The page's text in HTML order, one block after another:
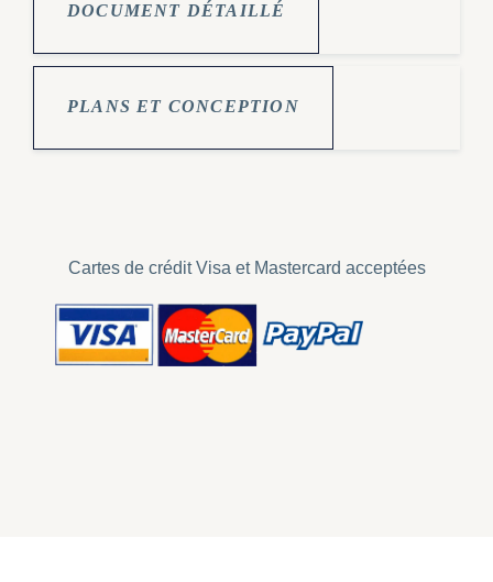
DOCUMENT DÉTAILLÉ
PLANS ET CONCEPTION
Cartes de crédit Visa et Mastercard acceptées